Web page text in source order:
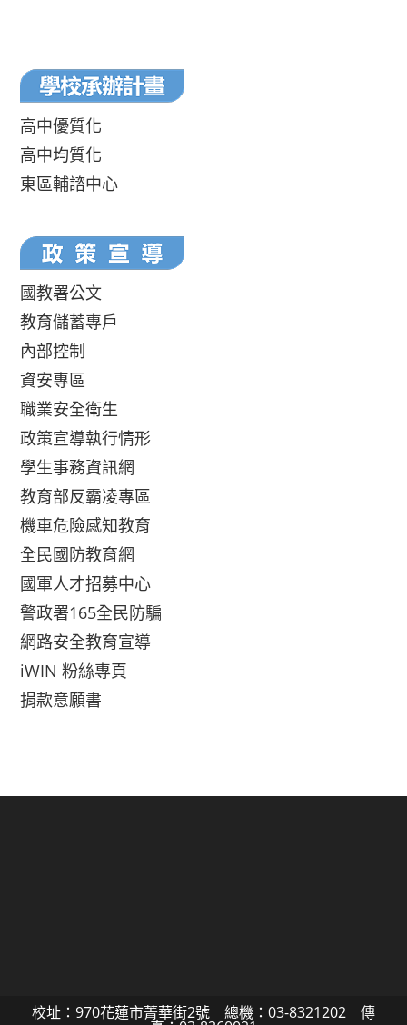
高中優質化
高中均質化
東區輔諮中心
國教署公文
教育儲蓄專戶
內部控制
資安專區
職業安全衛生
政策宣導執行情形
學生事務資訊網
教育部反霸凌專區
機車危險感知教育
全民國防教育網
國軍人才招募中心
警政署165全民防騙
網路安全教育宣導
iWIN 粉絲專頁
捐款意願書
校址：970花蓮市菁華街2號 總機：03-8321202 傳